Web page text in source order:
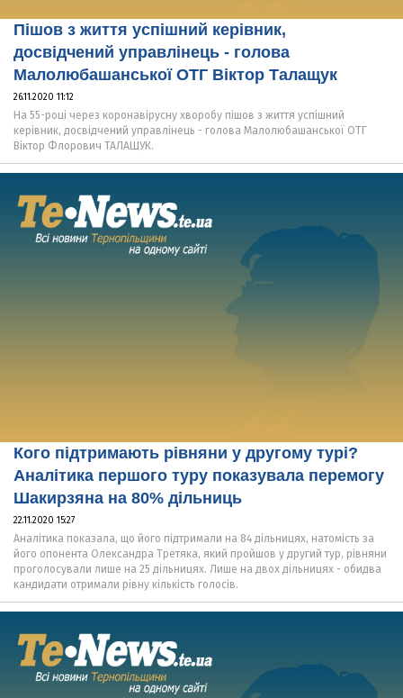
Пішов з життя успішний керівник,
досвідчений управлінець - голова
Малолюбашанської ОТГ Віктор Талащук
26.11.2020 11:12
На 55-році через коронавірусну хворобу пішов з життя успішний
керівник, досвідчений управлінець - голова Малолюбашанської ОТГ
Віктор Флорович ТАЛАЩУК.
Кого підтримають рівняни у другому турі?
Аналітика першого туру показувала перемогу
Шакирзяна на 80% дільниць
22.11.2020 15:27
Аналітика показала, що його підтримали на 84 дільницях, натомість за
його опонента Олександра Третяка, який пройшов у другий тур, рівняни
проголосували лише на 25 дільницях. Лише на двох дільницях - обидва
кандидати отримали рівну кількість голосів.